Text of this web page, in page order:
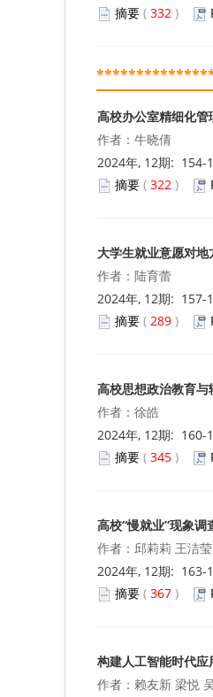
摘要 ( 332 )
高校办公室精细化
作者：牛晓倩
2024年, 12期: 154-
摘要 ( 322 )
大学生就业意愿对
作者：陆育蕾
2024年, 12期: 157-
摘要 ( 289 )
高校思想政治教育
作者：徐皓
2024年, 12期: 160-
摘要 ( 345 )
高校“慢就业”现象
作者：邱莉莉 王洁
2024年, 12期: 163-
摘要 ( 367 )
构建人工智能时代
作者：赖友新 梁悦